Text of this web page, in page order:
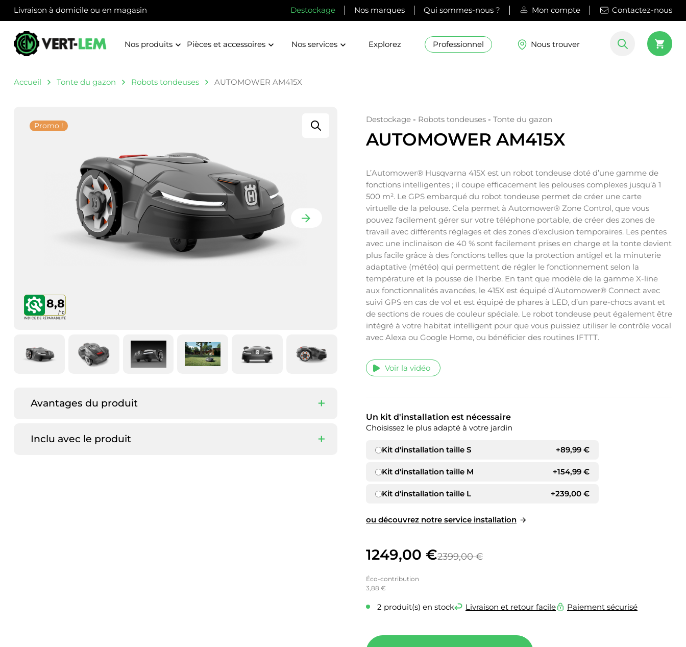
Livraison à domicile ou en magasin Destockage Nos marques Qui sommes-nous ? Mon compte Contactez-nous
Nos produits Pièces et accessoires Nos services Explorez Professionnel Nous trouver
Accueil Tonte du gazon Robots tondeuses AUTOMOWER AM415X
Promo !
8,8
Avantages du produit
Inclu avec le produit
Destockage - Robots tondeuses - Tonte du gazon
AUTOMOWER AM415X
L’Automower® Husqvarna 415X est un robot tondeuse doté d’une gamme de
fonctions intelligentes ; il coupe efficacement les pelouses complexes jusqu’à 1
500 m². Le GPS embarqué du robot tondeuse permet de créer une carte
virtuelle de la pelouse. Cela permet à Automower® Zone Control, que vous
pouvez facilement gérer sur votre téléphone portable, de créer des zones de
travail avec différents réglages et des zones d’exclusion temporaires. Les pentes
avec une inclinaison de 40 % sont facilement prises en charge et la tonte devient
plus facile grâce à des fonctions telles que la protection antigel et la minuterie
adaptative (météo) qui permettent de régler le fonctionnement selon la
température et la pousse de l’herbe. En tant que modèle de la gamme X-line
aux fonctionnalités avancées, le 415X est équipé d’Automower® Connect avec
suivi GPS en cas de vol et est équipé de phares à LED, d’un pare-chocs avant et
de sections de roues de couleur spéciale. Le robot tondeuse peut également être
intégré à votre habitat intelligent pour que vous puissiez utiliser le contrôle vocal
avec Alexa ou Google Home, ou bénéficier des routines IFTTT.
Voir la vidéo
Un kit d'installation est nécessaire
Choisissez le plus adapté à votre jardin
Kit d'installation taille S +89,99 €
Kit d'installation taille M +154,99 €
Kit d'installation taille L +239,00 €
ou découvrez notre service installation
2399,00€
Le
prix
initial
était :
1249,00 €
Le
prix
actuel
est :
Éco-contribution
3,88 €
2 produit(s) en stock Livraison et retour facile Paiement sécurisé